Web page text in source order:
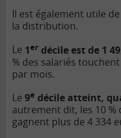
Il est également utile
la distribution.
Le 1er décile est de 1
% des salariés
par mois.
Le 9e décile atteint,
autrement dit, les 10 %
gagnent plus de 4 334